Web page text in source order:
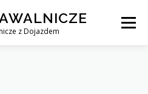
z Dojazdem
Menu